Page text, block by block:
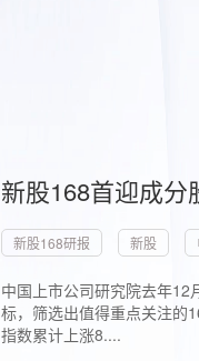
新股168首迎成
新股168研报 新股
中国上市公司研究院去年
标，筛选出值得重点关注的
指数累计上涨8....